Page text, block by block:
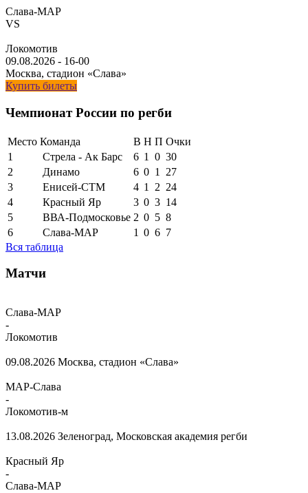
Слава-МАР
VS
Локомотив
09.08.2026 - 16-00
Москва, стадион «Слава»
Купить билеты
Чемпионат России по регби
Место Команда В Н П Очки
1
Стрела - Ак Барс 6 1 0 30
2
Динамо 6 0 1
27
3
Енисей-СТМ 4 1 2 24
4
Красный Яр 3 0 3 14
5
ВВА-Подмосковье 2 0 5 8
6
Слава-МАР 1 0 6 7
Вся таблица
Матчи
Слава-МАР
-
Локомотив
09.08.2026 Москва, стадион «Слава»
МАР-Слава
-
Локомотив-м
13.08.2026 Зеленоград, Московская академия регби
Красный Яр
-
Слава-МАР